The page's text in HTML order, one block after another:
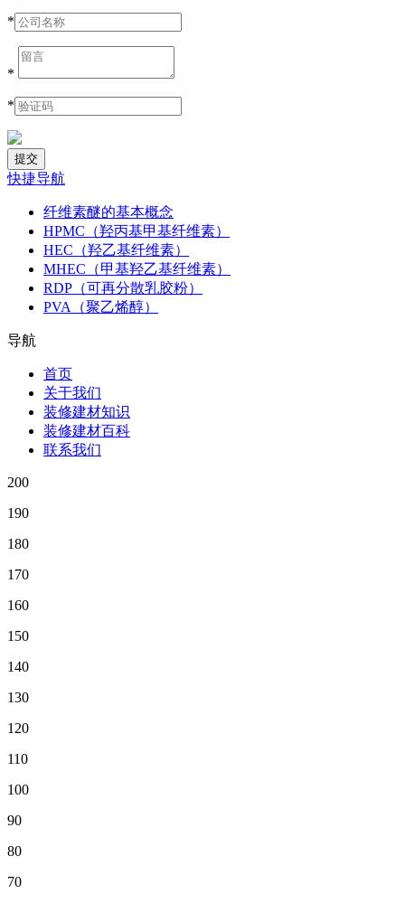
*
*
*
快捷导航
纤维素醚的基本概念
HPMC（羟丙基甲基纤维素）
HEC（羟乙基纤维素）
MHEC（甲基羟乙基纤维素）
RDP（可再分散乳胶粉）
PVA（聚乙烯醇）
导航
首页
关于我们
装修建材知识
装修建材百科
联系我们
200
190
180
170
160
150
140
130
120
110
100
90
80
70